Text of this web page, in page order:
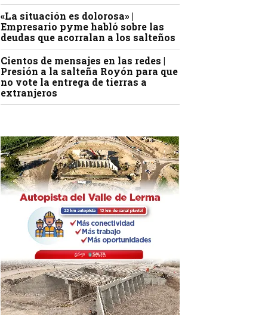
«La situación es dolorosa» |
Empresario pyme habló sobre las
deudas que acorralan a los salteños
Cientos de mensajes en las redes |
Presión a la salteña Royón para que
no vote la entrega de tierras a
extranjeros